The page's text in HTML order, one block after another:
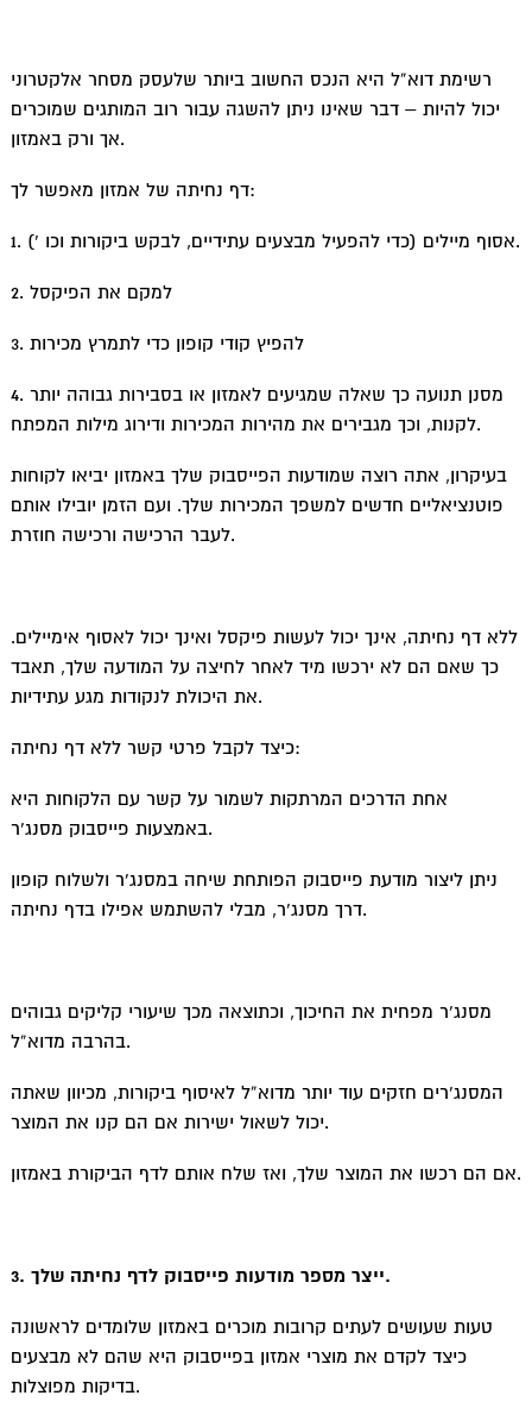
רשימת דוא”ל היא הנכס החשוב ביותר שלעסק מסחר אלקטרוני
יכול להיות – דבר שאינו ניתן להשגה עבור רוב המותגים שמוכרים
אך ורק באמזון.
דף נחיתה של אמזון מאפשר לך:
1. אסוף מיילים (כדי להפעיל מבצעים עתידיים, לבקש ביקורות וכו ‘).
2. למקם את הפיקסל
3. להפיץ קודי קופון כדי לתמרץ מכירות
4. מסנן תנועה כך שאלה שמגיעים לאמזון או בסבירות גבוהה יותר
לקנות, וכך מגבירים את מהירות המכירות ודירוג מילות המפתח.
בעיקרון, אתה רוצה שמודעות הפייסבוק שלך באמזון יביאו לקוחות
פוטנציאליים חדשים למשפך המכירות שלך. ועם הזמן יובילו אותם
לעבר הרכישה ורכישה חוזרת.
ללא דף נחיתה, אינך יכול לעשות פיקסל ואינך יכול לאסוף אימיילים.
כך שאם הם לא ירכשו מיד לאחר לחיצה על המודעה שלך, תאבד
את היכולת לנקודות מגע עתידיות.
כיצד לקבל פרטי קשר ללא דף נחיתה:
אחת הדרכים המרתקות לשמור על קשר עם הלקוחות היא
באמצעות פייסבוק מסנג’ר.
ניתן ליצור מודעת פייסבוק הפותחת שיחה במסנג’ר ולשלוח קופון
דרך מסנג’ר, מבלי להשתמש אפילו בדף נחיתה.
מסנג’ר מפחית את החיכוך, וכתוצאה מכך שיעורי קליקים גבוהים
בהרבה מדוא”ל.
המסנג’רים חזקים עוד יותר מדוא”ל לאיסוף ביקורות, מכיוון שאתה
יכול לשאול ישירות אם הם קנו את המוצר.
אם הם רכשו את המוצר שלך, ואז שלח אותם לדף הביקורת באמזון.
3. ייצר מספר מודעות פייסבוק לדף נחיתה שלך.
טעות שעושים לעתים קרובות מוכרים באמזון שלומדים לראשונה
כיצד לקדם את מוצרי אמזון בפייסבוק היא שהם לא מבצעים
בדיקות מפוצלות.